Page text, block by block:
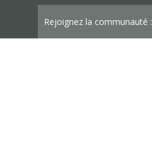
Rejoignez la communauté :